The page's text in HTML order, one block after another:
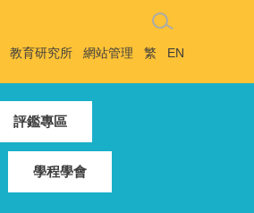
教育研究所 網站管理 繁 EN
評鑑專區
學程學會